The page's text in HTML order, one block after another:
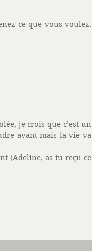
ce que vous voulez.
je crois que c’est un
avant mais la vie va
(Adeline, as-tu reçu ce